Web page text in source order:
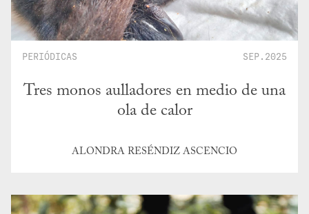
PERIÓDICAS SEP.2025
Tres monos aulladores en medio de una
ola de calor
ALONDRA RESÉNDIZ ASCENCIO